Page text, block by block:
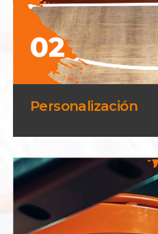
02
Personalización